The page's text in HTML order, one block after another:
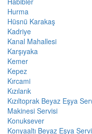
Hurma
Hüsnü Karakaş
Kadriye
Kanal Mahallesi
Karşıyaka
Kemer
Kepez
Kırcami
Kızılarık
Kızıltoprak Beyaz Eşya
Makinesi Servisi
Konuksever
Konyaaltı Beyaz Eşya